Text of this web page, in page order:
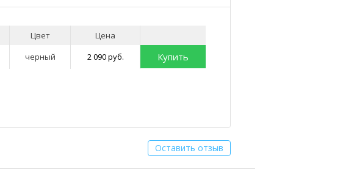
Цвет
Цена
черный 2 090 руб. Купить
Оставить отзыв